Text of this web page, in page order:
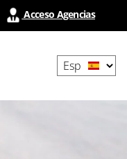
Acceso Agencias
your